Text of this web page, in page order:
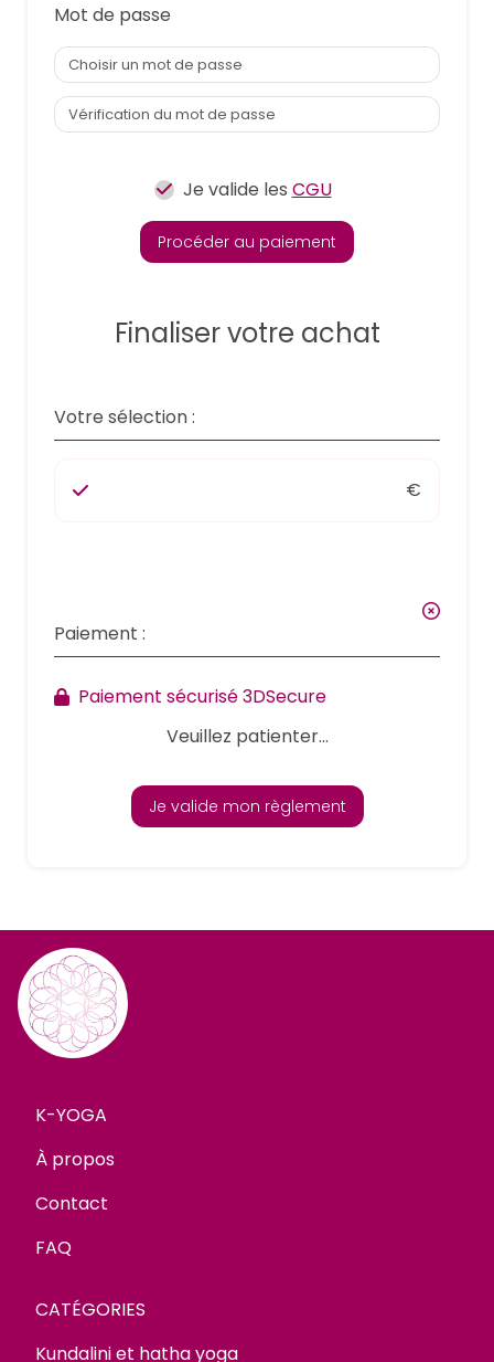
Mot de passe
Je valide les CGU
Procéder au paiement
Finaliser votre achat
Votre sélection :
€
Paiement :
Paiement sécurisé 3DSecure
Veuillez patienter...
Je valide mon règlement
K-YOGA
À propos
Contact
FAQ
CATÉGORIES
Kundalini et hatha yoga